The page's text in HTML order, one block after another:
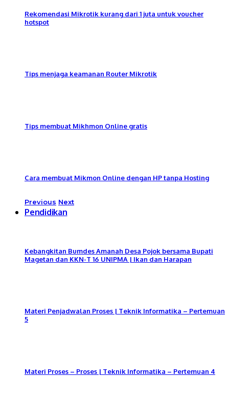
Rekomendasi Mikrotik kurang dari 1 juta untuk voucher
hotspot
Tips menjaga keamanan Router Mikrotik
Tips membuat Mikhmon Online gratis
Cara membuat Mikmon Online dengan HP tanpa Hosting
Previous Next
Pendidikan
Kebangkitan Bumdes Amanah Desa Pojok bersama Bupati
Magetan dan KKN-T 16 UNIPMA | Ikan dan Harapan
Materi Penjadwalan Proses | Teknik Informatika – Pertemuan
5
Materi Proses – Proses | Teknik Informatika – Pertemuan 4